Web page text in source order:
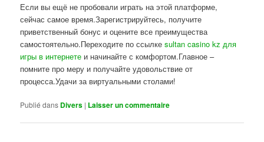
Если вы ещё не пробовали играть на этой платформе,
сейчас самое время.Зарегистрируйтесь, получите
приветственный бонус и оцените все преимущества
самостоятельно.Переходите по ссылкеsultan casino kz для
игры в интернете и начинайте с комфортом.Главное –
помните про меру и получайте удовольствие от
процесса.Удачи за виртуальными столами!
Publié dans Divers | Laisser un commentaire